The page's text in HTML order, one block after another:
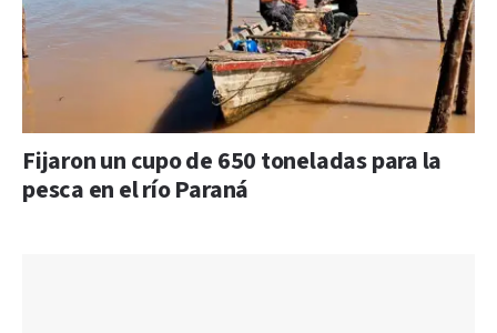
Fijaron un cupo de 650 toneladas para la
pesca en el río Paraná